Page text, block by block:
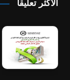
الاكثر تعليقا